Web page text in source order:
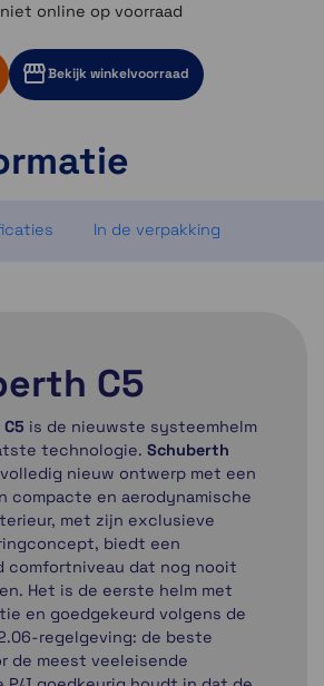
online op voorraad
Bekijk winkelvoorraad
even niet op voorraad
even niet op voorraad
In de verpakking
C5
is de nieuwste systeemhelm
technologie. Schuberth
nieuw ontwerp met een
compacte en aerodynamische
met zijn exclusieve
biedt een
comfortniveau dat nog nooit
Het is de eerste helm met
en goedgekeurd volgens de
regelgeving: de beste
de meest veeleisende